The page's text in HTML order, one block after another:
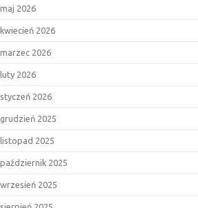
maj 2026
kwiecień 2026
marzec 2026
luty 2026
styczeń 2026
grudzień 2025
listopad 2025
październik 2025
wrzesień 2025